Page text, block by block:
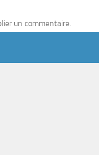
un commentaire.